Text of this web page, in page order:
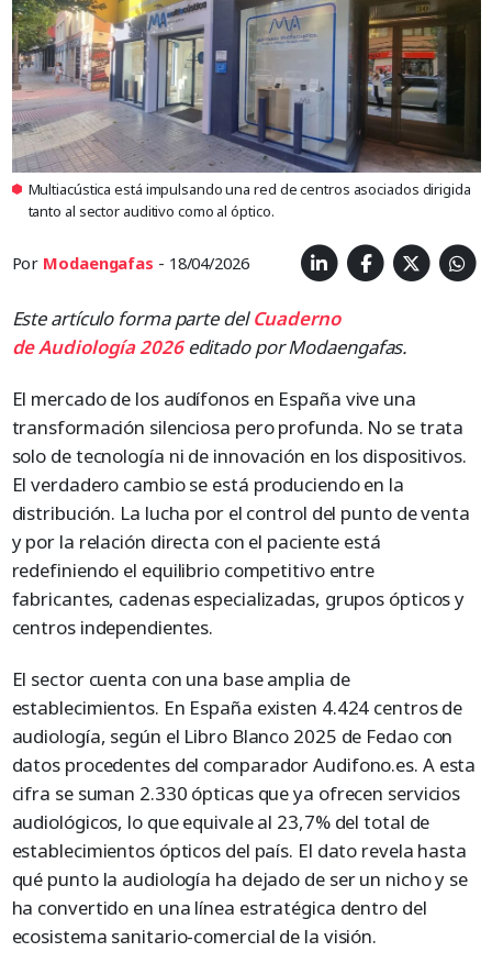
Multiacústica está impulsando una red de centros asociados dirigida
tanto al sector auditivo como al óptico.
Por Modaengafas - 18/04/2026
Este artículo forma parte delCuaderno
deAudiología2026editado por Modaengafas.
El mercado de los audífonos en España vive una
transformación silenciosa pero profunda. No se trata
solo de tecnología ni de innovación en los dispositivos.
El verdadero cambio se está produciendo en la
distribución. La lucha por el control del punto de venta
y por la relación directa con el paciente está
redefiniendo el equilibrio competitivo entre
fabricantes, cadenas especializadas, grupos ópticos y
centros independientes.
El sector cuenta con una base amplia de
establecimientos. En España existen 4.424 centros de
audiología, según el Libro Blanco 2025 de Fedao con
datos procedentes del comparador Audifono.es. A esta
cifra se suman 2.330 ópticas que ya ofrecen servicios
audiológicos, lo que equivale al 23,7% del total de
establecimientos ópticos del país. El dato revela hasta
qué punto la audiología ha dejado de ser un nicho y se
ha convertido en una línea estratégica dentro del
ecosistema sanitario-comercial de la visión.